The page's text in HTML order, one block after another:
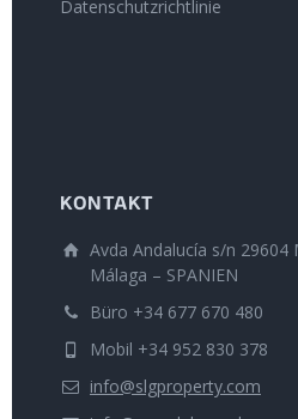
Datenschutzrichtlinie
KONTAKT
Avda Andalucía s/n 29604
Málaga – SPANIEN
Büro +34 677 670 480
Mobil +34 952 830 378
info@slgproperty.com